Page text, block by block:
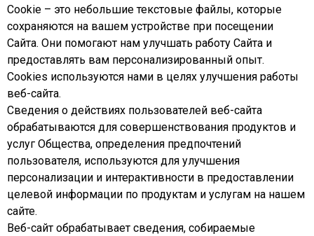
Cookie – это небольшие текстовые файлы, которые
сохраняются на вашем устройстве при посещении
Сайта. Они помогают нам улучшать работу Сайта и
предоставлять вам персонализированный опыт.
Сookies используются нами в целях улучшения работы
веб-сайта.
Сведения о действиях пользователей веб-сайта
обрабатываются для совершенствования продуктов и
услуг Общества, определения предпочтений
пользователя, используются для улучшения
персонализации и интерактивности в предоставлении
целевой информации по продуктам и услугам на нашем
сайте.
Веб-сайт обрабатывает сведения, собираемые